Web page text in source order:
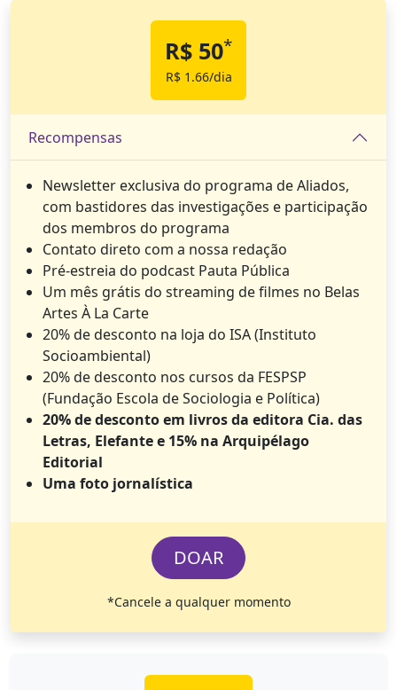
R$ 50*
R$ 1.66/dia
Recompensas
Newsletter exclusiva do programa de Aliados,
com bastidores das investigações e participação
dos membros do programa
Contato direto com a nossa redação
Pré-estreia do podcast Pauta Pública
Um mês grátis do streaming de filmes no Belas
Artes À La Carte
20% de desconto na loja do ISA (Instituto
Socioambiental)
20% de desconto nos cursos da FESPSP
(Fundação Escola de Sociologia e Política)
20% de desconto em livros da editora Cia. das
Letras, Elefante e 15% na Arquipélago
Editorial
Uma foto jornalística
DOAR
*Cancele a qualquer momento